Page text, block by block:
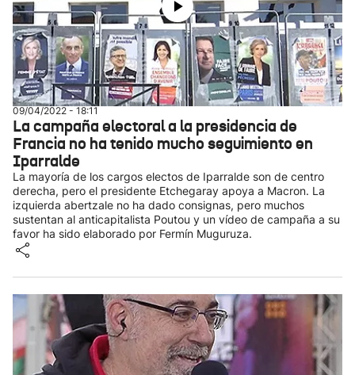
09/04/2022 - 18:11
La campaña electoral a la presidencia de
Francia no ha tenido mucho seguimiento en
Iparralde
La mayoría de los cargos electos de Iparralde son de centro
derecha, pero el presidente Etchegaray apoya a Macron. La
izquierda abertzale no ha dado consignas, pero muchos
sustentan al anticapitalista Poutou y un vídeo de campaña a su
favor ha sido elaborado por Fermín Muguruza.